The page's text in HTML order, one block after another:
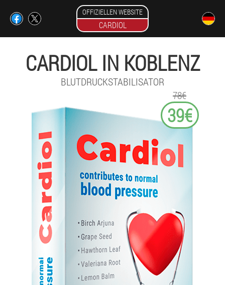
OFFIZIELLEN WEBSITE
CARDIOL
CARDIOL IN KOBLENZ
BLUTDRUCKSTABILISATOR
78€
39€